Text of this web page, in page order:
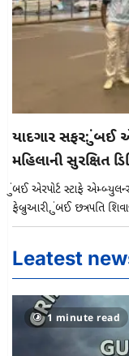
યાદગાર સફર: મુંબઈ
મહિલાની સુરક્ષિત
મુંબઈ એરપોર્ટ સ્ટાફે
ફેબ્રુઆરી, મુંબઈ છત્રપતિ
Leatest
1 minute read